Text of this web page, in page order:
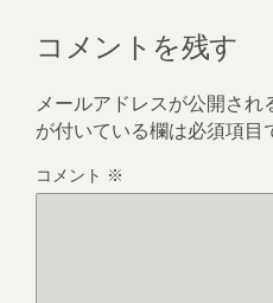
コメントを残す
メールアドレスが公開され
が付いている欄は必須項目
コメント ※